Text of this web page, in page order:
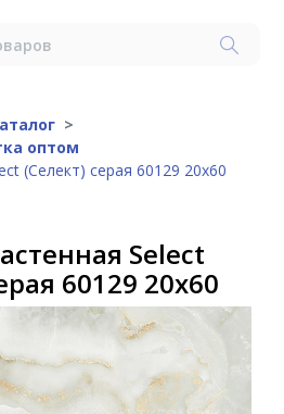
оптом
(Селект) серая 60129 20х60
Select
60129 20х60